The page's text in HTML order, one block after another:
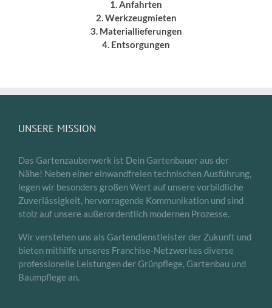
1. Anfahrten
2. Werkzeugmieten
3. Materiallieferungen
4. Entsorgungen
UNSERE MISSION
Das Gartenzauberwerk ist Dein Gartenbauer aus der
Nähe! Neben einer einwandfreien technischen Ausführung,
legen wir besonders großen Wert auf unsere vorbildliche
Zuverlässigkeit, hervorragende Kommunikation und sind
stolz auf unsere außerordentlich modernen Prozesse.
Wir verstehen uns als Gartendienstleister der Zukunft und
bieten mithilfe unseres Franchise-Netzwerkes diverse
professionelle Leistungen der Grünpflege, Gartenbau und
Baumpflege an.